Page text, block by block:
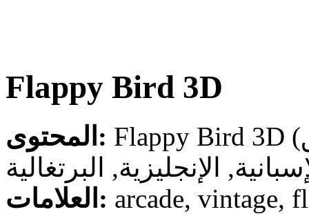
Flappy Bird 3D
المحتوى:
الإنجليزية, البرتغالية
العلامات: arcade, vintage,